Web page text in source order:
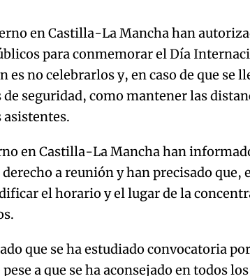
en Castilla-La Mancha han
para conmemorar el Día
no celebrarlos y, en caso de que se
seguridad, como mantener las
asistentes.
en Castilla-La Mancha han
a reunión y han precisado que,
el horario y el lugar de la
que se ha estudiado convocatoria por
a que se ha aconsejado en todos los